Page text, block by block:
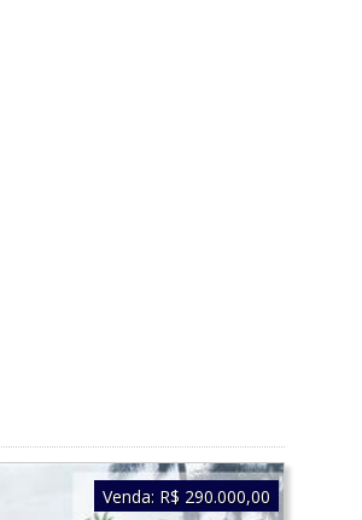
Venda: R$ 290.000,00